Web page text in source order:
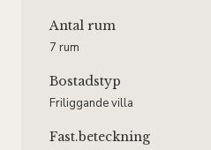
Antal rum
7 rum
Bostadstyp
Friliggande villa
Fast.beteckning